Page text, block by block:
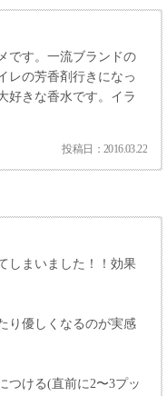
です。一流ブランドの
レの芳香剤行きになっ
好きな香水です。イラ
投稿日：2016.03.22
しまいました！！効果
り優しくなるのが実感
つける(直前に2〜3プッ